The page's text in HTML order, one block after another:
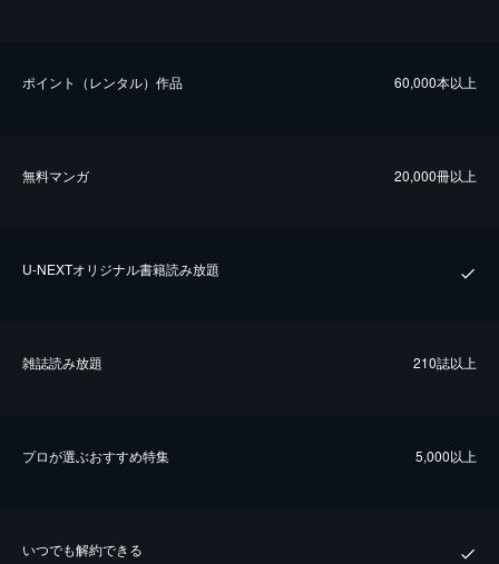
ポイント（レンタル）作品 60,000本以上
無料マンガ 20,000冊以上
U-NEXTオリジナル書籍読み放題
雑誌読み放題 210誌以上
プロが選ぶおすすめ特集 5,000以上
いつでも解約できる